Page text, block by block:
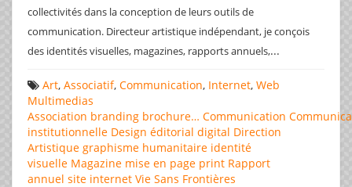
collectivités dans la conception de leurs outils de
communication. Directeur artistique indépendant, je conçois
des identités visuelles, magazines, rapports annuels,...
Art, Associatif, Communication, Internet, Web
Multimedias
Association branding brochure… Communication
institutionnelle Design éditorial digital Direction
Artistique graphisme humanitaire identité
visuelle Magazine mise en page print Rapport
annuel site internet Vie Sans Frontières